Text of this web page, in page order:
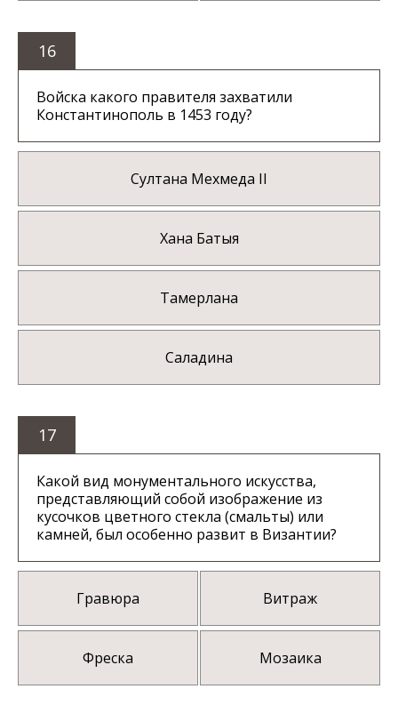
16
Войска какого правителя захватили
Константинополь в 1453 году?
Султана Мехмеда II
Хана Батыя
Тамерлана
Саладина
17
Какой вид монументального искусства,
представляющий собой изображение из
кусочков цветного стекла (смальты) или
камней, был особенно развит в Византии?
Гравюра Витраж
Фреска Мозаика